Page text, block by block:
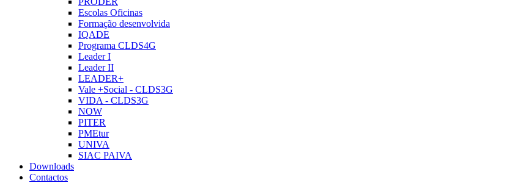
Escolas Oficinas
Formação desenvolvida
IQADE
Programa CLDS4G
Leader I
Leader II
LEADER+
Vale +Social - CLDS3G
VIDA - CLDS3G
NOW
PITER
PMEtur
UNIVA
SIAC PAIVA
Downloads
Contactos